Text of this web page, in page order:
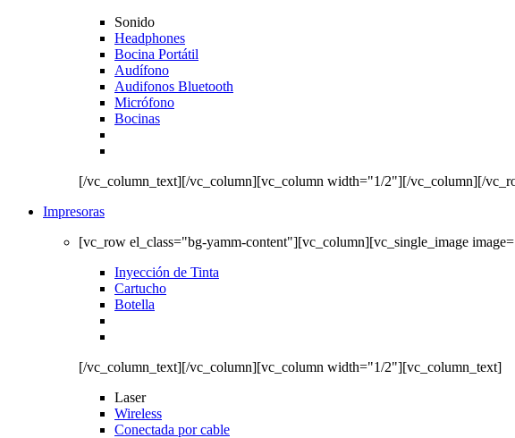
Sonido
Headphones
Bocina Portátil
Audífono
Audifonos Bluetooth
Micrófono
Bocinas
[/vc_column_text][/vc_column][vc_column width="1/2"][/vc_column][/
Impresoras
[vc_row el_class="bg-yamm-content"][vc_column][vc_single_image
Inyección de Tinta
Cartucho
Botella
[/vc_column_text][/vc_column][vc_column width="1/2"][vc_column_text]
Laser
Wireless
Conectada por cable